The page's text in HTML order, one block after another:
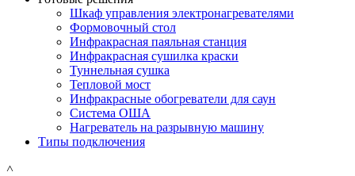
Шкаф управления электронагревателями
Формовочный стол
Инфракрасная паяльная станция
Инфракрасная сушилка краски
Туннельная сушка
Тепловой мост
Инфракрасные обогреватели для саун
Система ОША
Нагреватель на разрывную машину
Типы подключения
˄